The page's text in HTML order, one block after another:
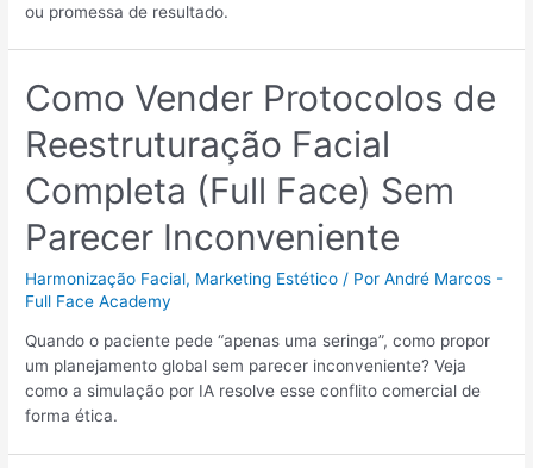
ou promessa de resultado.
Como Vender Protocolos de
Reestruturação Facial
Completa (Full Face) Sem
Parecer Inconveniente
Harmonização Facial, Marketing Estético / PorAndré Marcos -
Full Face Academy
Quando o paciente pede “apenas uma seringa”, como propor
um planejamento global sem parecer inconveniente? Veja
como a simulação por IA resolve esse conflito comercial de
forma ética.